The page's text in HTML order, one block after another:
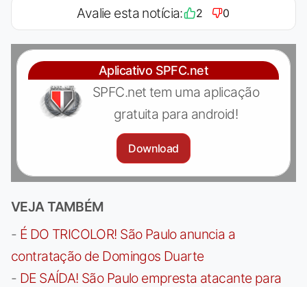
Avalie esta notícia: 2 0
Aplicativo SPFC.net
SPFC.net tem uma aplicação
gratuita para android!
Download
VEJA TAMBÉM
- É DO TRICOLOR! São Paulo anuncia a
contratação de Domingos Duarte
- DE SAÍDA! São Paulo empresta atacante para